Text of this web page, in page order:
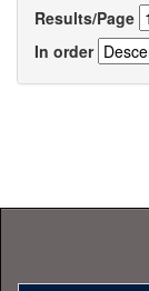
Results/Page
In order